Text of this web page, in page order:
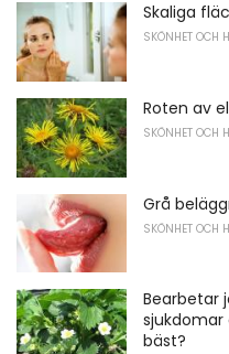
Skaliga
SKÖNHET OCH
Roten av
SKÖNHET OCH
Grå
SKÖNHET OCH
Bearbetar
sjukdomar
bäst?